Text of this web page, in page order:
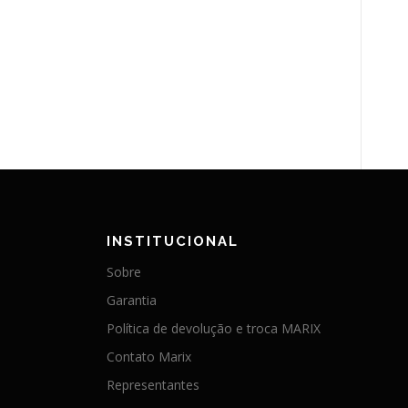
INSTITUCIONAL
Sobre
Garantia
Política de devolução e troca MARIX
Contato Marix
Representantes